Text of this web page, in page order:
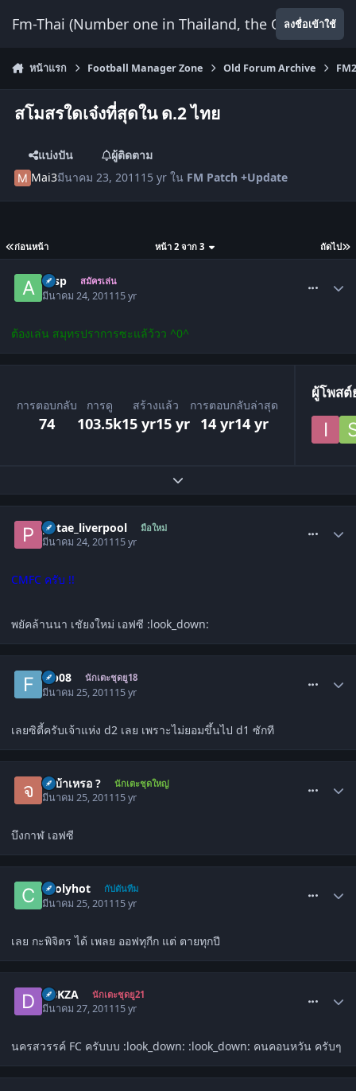
Fm-Thai (Number one in Thailand, the Onlyลงชื่อเข้าใช้
หน้าแรก Football Manager Zone Old Forum Archive
สโมสรใดเจ๋งที่สุดใน ด.2 ไทย
แบ่งปัน
ผู้ติดตาม
Mai3มีนาคม 23, 2011 15 yr ใน FM Patch +Update
ก่อนหน้า ถัดไป
หน้า 2 จาก 3
acsp สมัครเล่น
มีนาคม 24, 201115 yr
ต้องเล่น สมุทรปราการซะแล้ว้วว ^0^
การตอบกลับ
74
การดู
103.5k
สร้างแล้ว
15 yr15 yr
การตอบกลับล่าสุด
14 yr14 yr
ผู้โพส
ขยายภาพรวมหัวข้อ
potae_liverpool มือใหม่
มีนาคม 24, 201115 yr
CMFC ครับ !!
พยัคล้านนา เชัยงใหม่ เอฟซี :look_down:
fcb08 นักเตะชุดยู18
มีนาคม 25, 201115 yr
เลยซิตี้ครับเจ้าแห่ง d2 เลย เพราะไม่ยอมขึ้นไป d1 ซักที
จะบ้าเหรอ ? นักเตะชุดใหญ่
มีนาคม 25, 201115 yr
บึงกาฬ เอฟซี
coolyhot กัปตันทีม
มีนาคม 25, 201115 yr
เลย กะพิจิตร ได้ เพลย ออฟทุกีก แต่ ตายทุกปี
DBKZA นักเตะชุดยู21
มีนาคม 27, 201115 yr
นครสวรรค์ FC ครับบบ :look_down: :look_down: คนคอนหวัน ครับๆ